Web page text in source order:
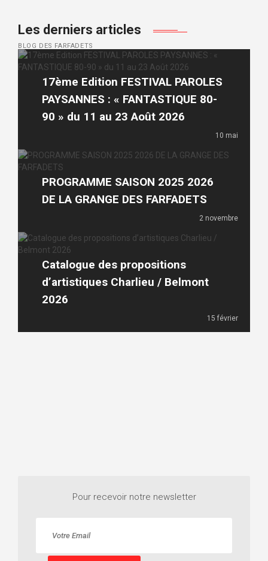
Les derniers articles
BLOG DES FARFADETS
17ème Edition FESTIVAL PAROLES
PAYSANNES : « FANTASTIQUE 80-
90 » du 11 au 23 Août 2026
10 mai
PROGRAMME SAISON 2025 2026
DE LA GRANGE DES FARFADETS
2 novembre
Catalogue des propositions
d’artistiques Charlieu / Belmont
2026
15 février
Pour recevoir notre newsletter